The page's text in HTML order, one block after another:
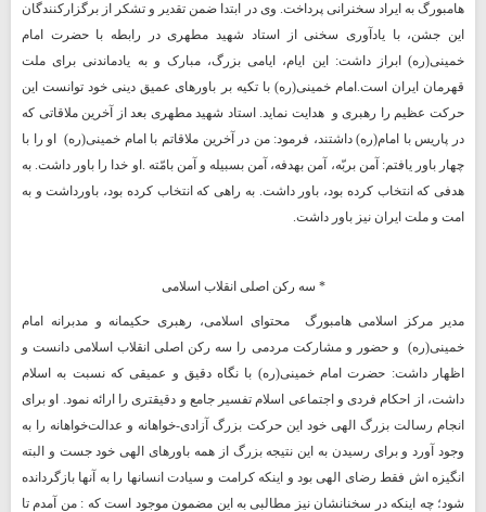
هامبورگ به ایراد سخنرانی پرداخت. وی در ابتدا ضمن تقدیر و تشکر از برگزارکنندگان
این جشن، با یادآوری سخنی از استاد شهید مطهری در رابطه با حضرت امام
خمینی(ره) ابراز داشت: این ایام، ایامی بزرگ، مبارک و به یادماندنی برای ملت
قهرمان ایران است.امام خمینی(ره) با تکیه بر باورهای عمیق دینی خود توانست این
حرکت عظیم را رهبری و هدایت نماید. استاد شهید مطهری بعد از آخرین ملاقاتی که
در پاریس با امام(ره) داشتند، فرمود: من در آخرین ملاقاتم با امام خمینی(ره)
او را با
چهار باور یافتم: آمن بربّه، آمن بهدفه، آمن بسبیله و آمن بامّته .او خدا را باور داشت. به
هدفی که انتخاب کرده بود، باور داشت. به راهی که انتخاب کرده بود، باورداشت و به
امت و ملت ایران نیز باور داشت.
* سه رکن اصلی انقلاب اسلامی
مدیر مرکز اسلامی هامبورگ
محتوای اسلامی، رهبری حکیمانه و مدبرانه امام
خمینی(ره)
و حضور و مشارکت مردمی را سه رکن اصلی انقلاب اسلامی دانست و
اظهار داشت: حضرت امام خمینی(ره) با نگاه دقیق و عمیقی که نسبت به اسلام
داشت، از احکام فردی و اجتماعی اسلام تفسیر جامع و دقیقتری را ارائه نمود. او برای
انجام رسالت بزرگ الهی خود این حرکت بزرگ آزادی-خواهانه و عدالتخواهانه را به
وجود آورد و برای رسیدن به این نتیجه بزرگ از همه باورهای الهی خود جست و البته
انگیزه اش فقط رضای الهی بود و اینکه کرامت و سیادت انسانها را به آنها بازگردانده
شود؛ چه اینکه در سخنانشان نیز مطالبی به این مضمون موجود است که : من آمدم تا